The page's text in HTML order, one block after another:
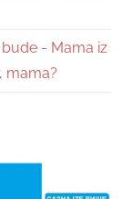
- Mama iz
mama?